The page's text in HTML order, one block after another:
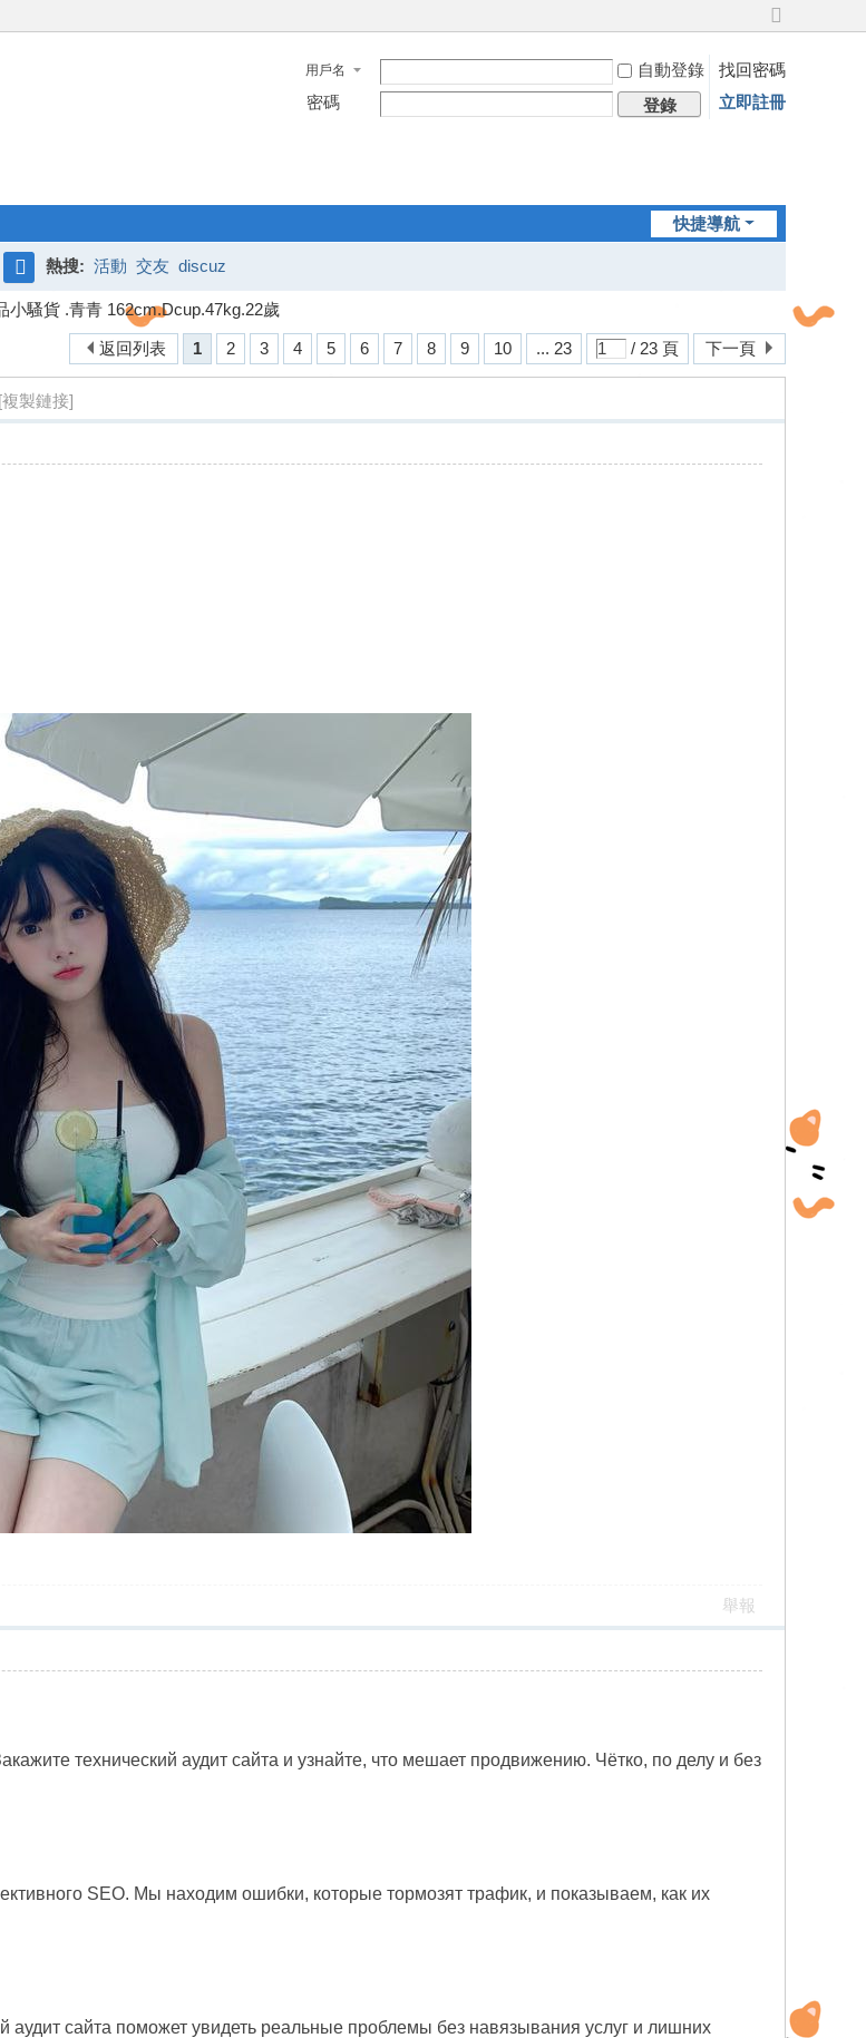
切
到
寬
版
用戶名 自動登錄
找回密碼
密碼
登錄 立即註冊
快捷導航
搜
熱搜: 活動 交友 discuz
小騷貨 .青青 162cm.Dcup.47kg.22歲
1 2 3 4 5 6 7 8 9 10 ... 23 / 23 頁 下一頁
返回列表
[複製鏈接]
舉報
технический аудит сайта и узнайте, что мешает продвижению. Чётко, по делу и без
SEO. Мы находим ошибки, которые тормозят трафик, и показываем, как их
сайта поможет увидеть реальные проблемы без навязывания услуг и лишних